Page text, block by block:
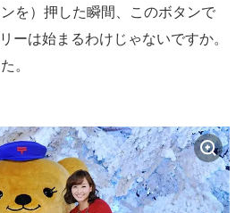
を）押した瞬間、このボタンで
ーは始まるわけじゃないですか。
。